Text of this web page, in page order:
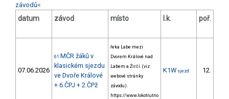
závodů<
datum závod místo l.k. poř.
07.06.2026
61 MČR žáků v
klasickém sjezdu
ve Dvoře Králové
+ 6.ČPJ + 2.ČPž
řeka Labe mezi
Dvorem Králové nad
Labem a Žirčí. (viz
webové stránky
závodu).
https://www.lokotrutno
K1W sjezd 12.